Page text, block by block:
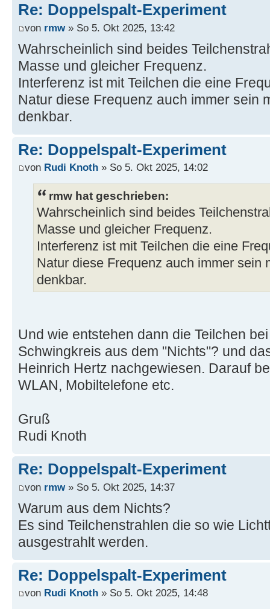
Re: Doppelspalt-Experiment
von rmw» So 5. Okt 2025, 13:42
Wahrscheinlich sind beides
Masse und gleicher Frequenz.
Interferenz ist mit Teilchen die eine
Natur diese Frequenz auch immer sein
denkbar.
Re: Doppelspalt-Experiment
von Rudi Knoth » So 5. Okt 2025, 14:02
rmw hat geschrieben:
Wahrscheinlich sind beides
Masse und gleicher Frequenz.
Interferenz ist mit Teilchen die eine
Natur diese Frequenz auch immer sein
denkbar.
Und wie entstehen dann die Teilchen
Schwingkreis aus dem "Nichts"? und
Heinrich Hertz nachgewiesen. Darauf
WLAN, Mobiltelefone etc.
Gruß
Rudi Knoth
Re: Doppelspalt-Experiment
von rmw» So 5. Okt 2025, 14:37
Warum aus dem Nichts?
Es sind Teilchenstrahlen die so wie
ausgestrahlt werden.
Re: Doppelspalt-Experiment
von Rudi Knoth » So 5. Okt 2025, 14:48